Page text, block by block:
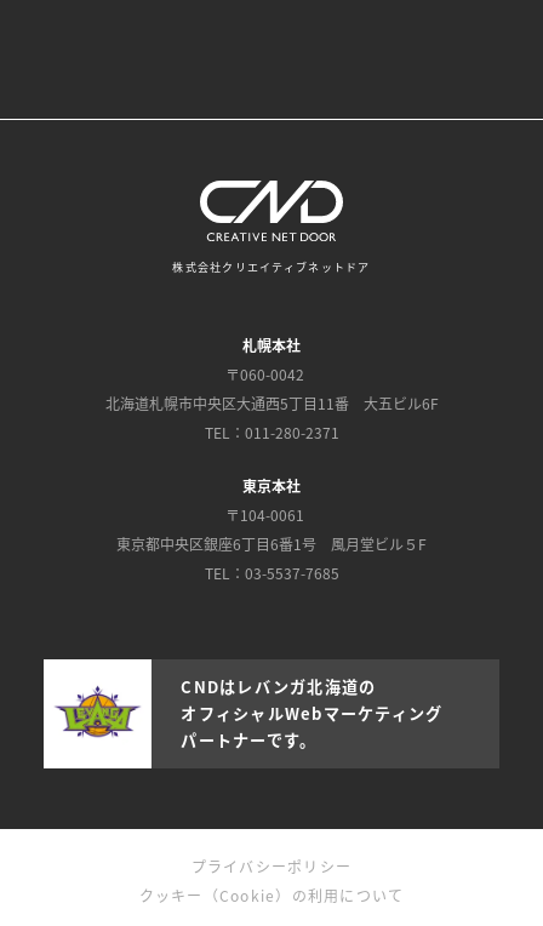
株式会社クリエイティブネットドア
札幌本社
〒060-0042
北海道札幌市中央区大通西5丁目11番 大五ビル6F
TEL：011-280-2371
東京本社
〒104-0061
東京都中央区銀座6丁目6番1号 風月堂ビル５F
TEL：03-5537-7685
CNDはレバンガ北海道の
オフィシャルWebマーケティング
パートナーです。
プライバシーポリシー
クッキー（Cookie）の利用について